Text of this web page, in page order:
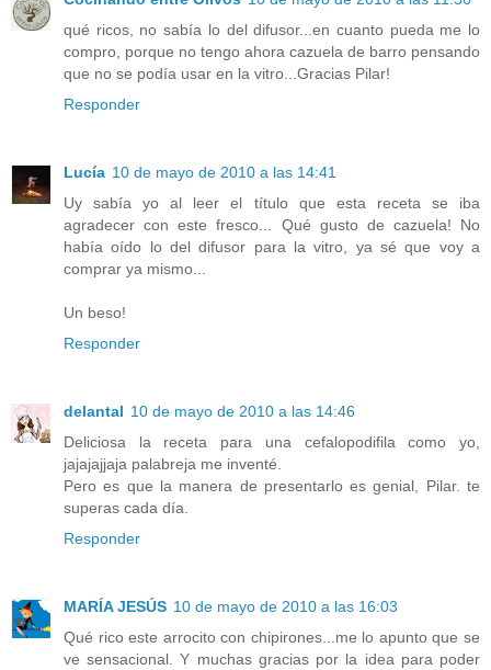
qué ricos, no sabía lo del difusor...en cuanto pueda me lo
compro, porque no tengo ahora cazuela de barro pensando
que no se podía usar en la vitro...Gracias Pilar!
Responder
Lucía 10 de mayo de 2010 a las 14:41
Uy sabía yo al leer el título que esta receta se iba
agradecer con este fresco... Qué gusto de cazuela! No
había oído lo del difusor para la vitro, ya sé que voy a
comprar ya mismo...
Un beso!
Responder
delantal 10 de mayo de 2010 a las 14:46
Deliciosa la receta para una cefalopodifila como yo,
jajajajjaja palabreja me inventé.
Pero es que la manera de presentarlo es genial, Pilar. te
superas cada día.
Responder
MARÍA JESÚS 10 de mayo de 2010 a las 16:03
Qué rico este arrocito con chipirones...me lo apunto que se
ve sensacional. Y muchas gracias por la idea para poder